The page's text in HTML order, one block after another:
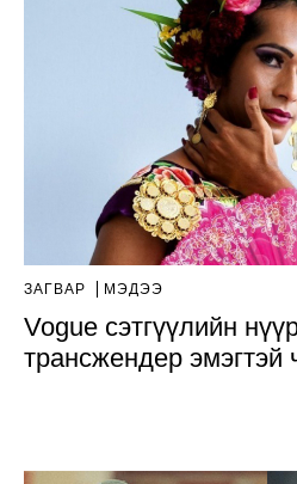
ЗАГВАР МЭДЭЭ
Vogue сэтгүүлийн
трансжендер эмэгтэй